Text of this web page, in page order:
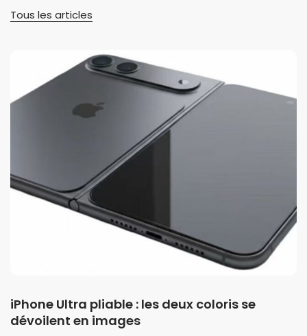
Tous les articles
iPhone Ultra pliable : les deux coloris se
dévoilent en images